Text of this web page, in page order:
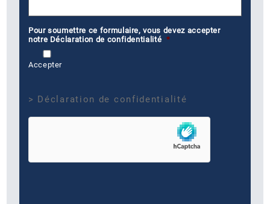
Pour soumettre ce formulaire, vous devez accepter
notre Déclaration de confidentialité *
Accepter
> Déclaration de confidentialité
hCaptcha